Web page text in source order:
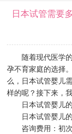
日本试管需要
随着现代医学的
孕不育家庭的选择
么，日本试管婴儿
样的呢？接下来，
日本试管婴儿的
日本试管婴儿的
咨询费用：初次